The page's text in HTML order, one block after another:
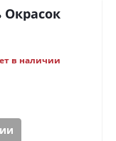
Окрасок
в наличии